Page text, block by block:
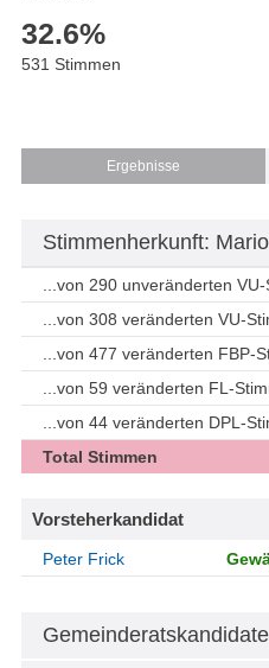
32.6%
531 Stimmen
Ergebnisse
Stimmenherkunft:
...von 290 unveränderten
...von 308 veränderten VU-
...von 477 veränderten FBP-
...von 59 veränderten FL-
...von 44 veränderten DPL-
Total Stimmen
Vorsteherkandidat
Peter Frick